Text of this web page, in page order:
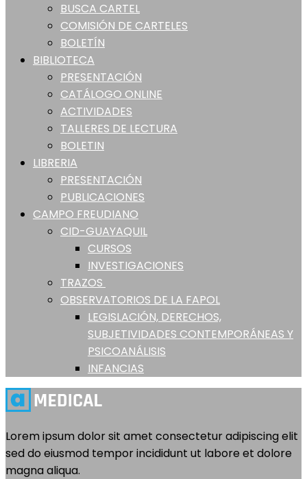
BUSCA CARTEL
COMISIÓN DE CARTELES
BOLETÍN
BIBLIOTECA
PRESENTACIÓN
CATÁLOGO ONLINE
ACTIVIDADES
TALLERES DE LECTURA
BOLETIN
LIBRERIA
PRESENTACIÓN
PUBLICACIONES
CAMPO FREUDIANO
CID-GUAYAQUIL
CURSOS
INVESTIGACIONES
TRAZOS
OBSERVATORIOS DE LA FAPOL
LEGISLACIÓN, DERECHOS,
SUBJETIVIDADES CONTEMPORÁNEAS Y
PSICOANÁLISIS
INFANCIAS
Lorem ipsum dolor sit amet consectetur adipiscing elit
sed do eiusmod tempor incididunt ut labore et dolore
magna aliqua.